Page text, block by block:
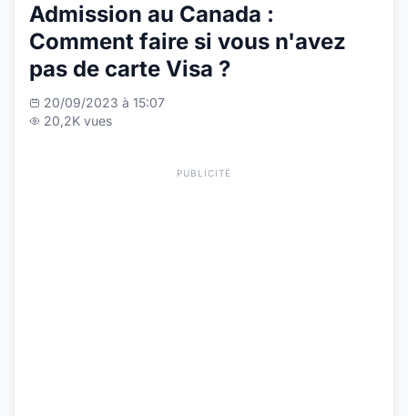
Admission au Canada :
Comment faire si vous n'avez
pas de carte Visa ?
20/09/2023 à 15:07
20,2K vues
PUBLICITÉ